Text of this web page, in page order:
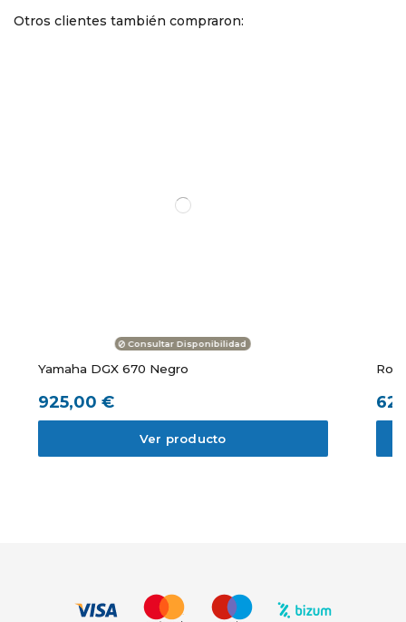
Otros clientes también compraron:
Consultar Disponibilidad
Yamaha DGX 670 Negro
925,00 €
Ver producto